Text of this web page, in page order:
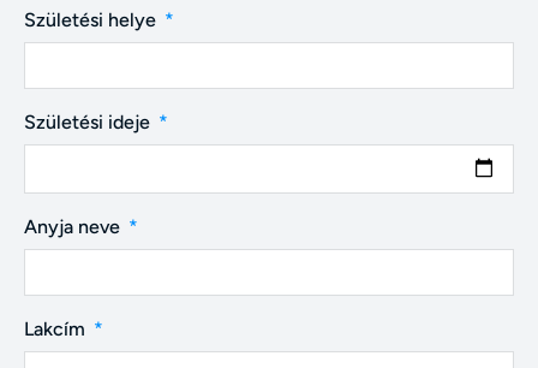
Születési helye
Születési ideje
Anyja neve
Lakcím